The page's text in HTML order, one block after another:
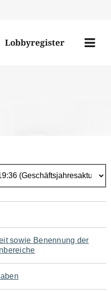
Lobbyregister
Menü
sowie Benennung der